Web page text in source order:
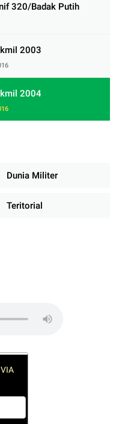
320/Badak Putih
2003
2004
Dunia Militer
Teritorial